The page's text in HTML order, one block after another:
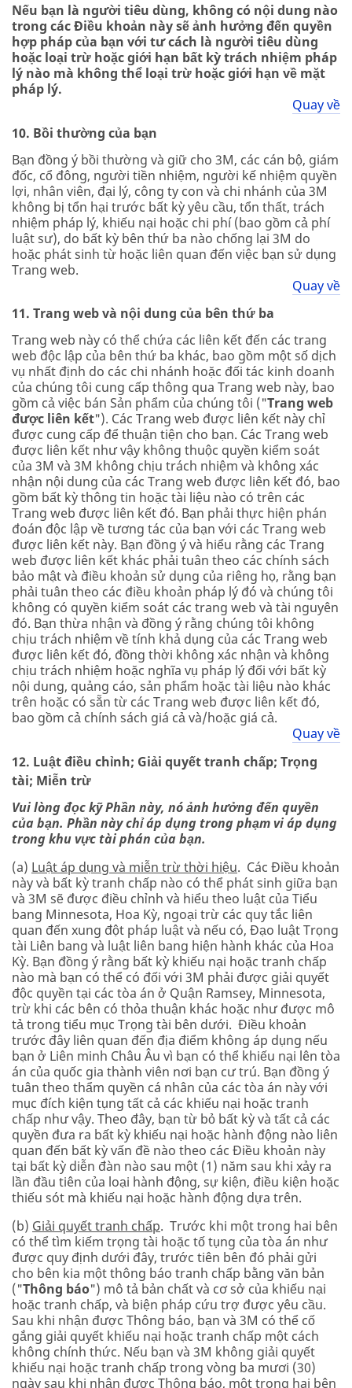
Nếu bạn là người tiêu dùng, không có nội dung nào
trong các Điều khoản này sẽ ảnh hưởng đến quyền
hợp pháp của bạn với tư cách là người tiêu dùng
hoặc loại trừ hoặc giới hạn bất kỳ trách nhiệm pháp
lý nào mà không thể loại trừ hoặc giới hạn về mặt
pháp lý.
Quay về
10. Bồi thường của bạn
Bạn đồng ý bồi thường và giữ cho 3M, các cán bộ, giám
đốc, cổ đông, người tiền nhiệm, người kế nhiệm quyền
lợi, nhân viên, đại lý, công ty con và chi nhánh của 3M
không bị tổn hại trước bất kỳ yêu cầu, tổn thất, trách
nhiệm pháp lý, khiếu nại hoặc chi phí (bao gồm cả phí
luật sư), do bất kỳ bên thứ ba nào chống lại 3M do
hoặc phát sinh từ hoặc liên quan đến việc bạn sử dụng
Trang web.
Quay về
11. Trang web và nội dung của bên thứ ba
Trang web này có thể chứa các liên kết đến các trang
web độc lập của bên thứ ba khác, bao gồm một số dịch
vụ nhất định do các chi nhánh hoặc đối tác kinh doanh
của chúng tôi cung cấp thông qua Trang web này, bao
gồm cả việc bán Sản phẩm của chúng tôi ("Trang web
được liên kết"). Các Trang web được liên kết này chỉ
được cung cấp để thuận tiện cho bạn. Các Trang web
được liên kết như vậy không thuộc quyền kiểm soát
của 3M và 3M không chịu trách nhiệm và không xác
nhận nội dung của các Trang web được liên kết đó, bao
gồm bất kỳ thông tin hoặc tài liệu nào có trên các
Trang web được liên kết đó. Bạn phải thực hiện phán
đoán độc lập về tương tác của bạn với các Trang web
được liên kết này. Bạn đồng ý và hiểu rằng các Trang
web được liên kết khác phải tuân theo các chính sách
bảo mật và điều khoản sử dụng của riêng họ, rằng bạn
phải tuân theo các điều khoản pháp lý đó và chúng tôi
không có quyền kiểm soát các trang web và tài nguyên
đó. Bạn thừa nhận và đồng ý rằng chúng tôi không
chịu trách nhiệm về tính khả dụng của các Trang web
được liên kết đó, đồng thời không xác nhận và không
chịu trách nhiệm hoặc nghĩa vụ pháp lý đối với bất kỳ
nội dung, quảng cáo, sản phẩm hoặc tài liệu nào khác
trên hoặc có sẵn từ các Trang web được liên kết đó,
bao gồm cả chính sách giá cả và/hoặc giá cả.
Quay về
12. Luật điều chỉnh; Giải quyết tranh chấp; Trọng
tài; Miễn trừ
Vui lòng đọc kỹ Phần này, nó ảnh hưởng đến quyền
của bạn. Phần này chỉ áp dụng trong phạm vi áp dụng
trong khu vực tài phán của bạn.
(a) Luật áp dụng và miễn trừ thời hiệu. Các Điều khoản
này và bất kỳ tranh chấp nào có thể phát sinh giữa bạn
và 3M sẽ được điều chỉnh và hiểu theo luật của Tiểu
bang Minnesota, Hoa Kỳ, ngoại trừ các quy tắc liên
quan đến xung đột pháp luật và nếu có, Đạo luật Trọng
tài Liên bang và luật liên bang hiện hành khác của Hoa
Kỳ. Bạn đồng ý rằng bất kỳ khiếu nại hoặc tranh chấp
nào mà bạn có thể có đối với 3M phải được giải quyết
độc quyền tại các tòa án ở Quận Ramsey, Minnesota,
trừ khi các bên có thỏa thuận khác hoặc như được mô
tả trong tiểu mục Trọng tài bên dưới. Điều khoản
trước đây liên quan đến địa điểm không áp dụng nếu
bạn ở Liên minh Châu Âu vì bạn có thể khiếu nại lên tòa
án của quốc gia thành viên nơi bạn cư trú. Bạn đồng ý
tuân theo thẩm quyền cá nhân của các tòa án này với
mục đích kiện tụng tất cả các khiếu nại hoặc tranh
chấp như vậy. Theo đây, bạn từ bỏ bất kỳ và tất cả các
quyền đưa ra bất kỳ khiếu nại hoặc hành động nào liên
quan đến bất kỳ vấn đề nào theo các Điều khoản này
tại bất kỳ diễn đàn nào sau một (1) năm sau khi xảy ra
lần đầu tiên của loại hành động, sự kiện, điều kiện hoặc
thiếu sót mà khiếu nại hoặc hành động dựa trên.
(b) Giải quyết tranh chấp. Trước khi một trong hai bên
có thể tìm kiếm trọng tài hoặc tố tụng của tòa án như
được quy định dưới đây, trước tiên bên đó phải gửi
cho bên kia một thông báo tranh chấp bằng văn bản
("Thông báo") mô tả bản chất và cơ sở của khiếu nại
hoặc tranh chấp, và biện pháp cứu trợ được yêu cầu.
Sau khi nhận được Thông báo, bạn và 3M có thể cố
gắng giải quyết khiếu nại hoặc tranh chấp một cách
không chính thức. Nếu bạn và 3M không giải quyết
khiếu nại hoặc tranh chấp trong vòng ba mươi (30)
ngày sau khi nhận được Thông báo, một trong hai bên